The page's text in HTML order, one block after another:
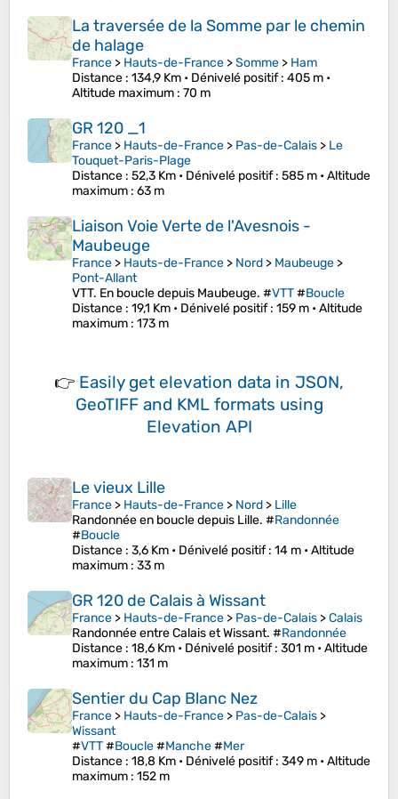
La traversée de la Somme par le chemin
de halage
France > Hauts-de-France >Somme > Ham
Distance : 134,9 Km • Dénivelé positif: 405 m •
Altitude maximum : 70 m
GR 120 _1
France > Hauts-de-France > Pas-de-Calais > Le
Touquet-Paris-Plage
Distance : 52,3 Km • Dénivelé positif: 585 m •Altitude
maximum : 63 m
Liaison Voie Verte de l'Avesnois -
Maubeuge
France > Hauts-de-France > Nord > Maubeuge >
Pont-Allant
VTT. En boucle depuis Maubeuge. #VTT#Boucle
Distance : 19,1 Km • Dénivelé positif: 159 m •Altitude
maximum : 173 m
👉 Easily get elevation data in JSON,
GeoTIFF and KML formats using
Elevation API
Le vieux Lille
France > Hauts-de-France > Nord > Lille
Randonnée en boucle depuis Lille. #Randonnée
#Boucle
Distance : 3,6 Km • Dénivelé positif: 14 m •Altitude
maximum : 33 m
GR 120 de Calais à Wissant
France > Hauts-de-France > Pas-de-Calais >Calais
Randonnée entre Calais et Wissant. #Randonnée
Distance : 18,6 Km • Dénivelé positif: 301 m •Altitude
maximum : 131 m
Sentier du Cap Blanc Nez
France > Hauts-de-France > Pas-de-Calais >
Wissant
#VTT#Boucle#Manche#Mer
Distance : 18,8 Km • Dénivelé positif: 349 m •Altitude
maximum : 152 m